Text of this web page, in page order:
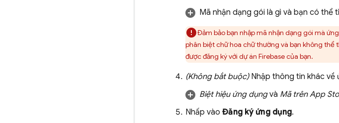
Mã nhận dạng gói là gì và bạn có thể
Đảm bảo bạn nhập mã nhận dạng gói mà
phân biệt chữ hoa chữ thường và bạn không thể
được đăng ký với dự án Firebase của bạn.
(Không bắt buộc)Nhập thông tin khác về
Biệt hiệu ứng dụngvà Mã trên App
Nhấp vào Đăng ký ứng dụng.